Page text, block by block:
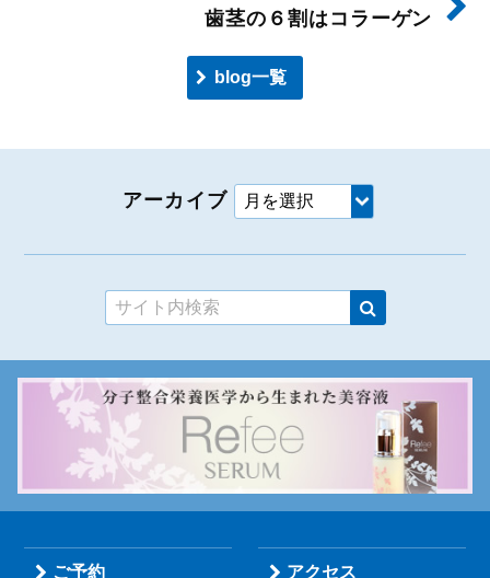
歯茎の６割はコラーゲン
blog一覧
アーカイブ
ご予約 アクセス